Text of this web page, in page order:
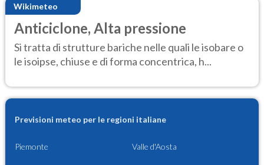
Wikimeteo
Anticiclone, Alta pressione
Si tratta di strutture bariche nelle quali le isobare o
le isoipse, chiuse e di forma concentrica, h...
Previsioni meteo per le regioni italiane
Piemonte Valle d'Aosta